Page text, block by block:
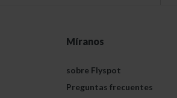
Míranos
sobre Flyspot
Preguntas frecuentes